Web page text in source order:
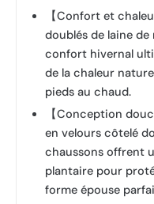
【Confort et
doublés de laine
confort hivernal
de la chaleur
pieds au chaud.
【Conception
en velours côtelé
chaussons offrent
plantaire pour
forme épouse